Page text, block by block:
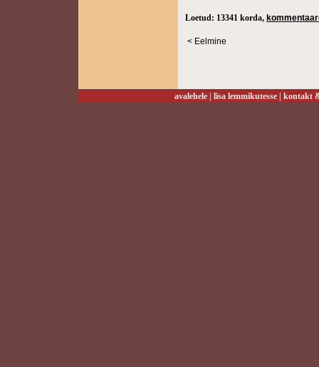
Loetud: 13341 korda,
< Eelmine
avalehele| lisa lemmikutesse| kontakt